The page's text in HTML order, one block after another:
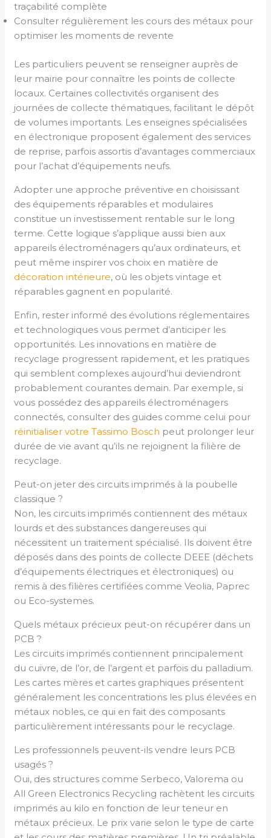
traçabilité complète
Consulter régulièrement les cours des métaux pour
optimiser les moments de revente
Les particuliers peuvent se renseigner auprès de
leur mairie pour connaître les points de collecte
locaux. Certaines collectivités organisent des
journées de collecte thématiques, facilitant le dépôt
de volumes importants. Les enseignes spécialisées
en électronique proposent également des services
de reprise, parfois assortis d’avantages commerciaux
pour l’achat d’équipements neufs.
Adopter une approche préventive en choisissant
des équipements réparables et modulaires
constitue un investissement rentable sur le long
terme. Cette logique s’applique aussi bien aux
appareils électroménagers qu’aux ordinateurs, et
peut même inspirer vos choix en matière de
décoration intérieure, où les objets vintage et
réparables gagnent en popularité.
Enfin, rester informé des évolutions réglementaires
et technologiques vous permet d’anticiper les
opportunités. Les innovations en matière de
recyclage progressent rapidement, et les pratiques
qui semblent complexes aujourd’hui deviendront
probablement courantes demain. Par exemple, si
vous possédez des appareils électroménagers
connectés, consulter des guides comme celui pour
réinitialiser votre Tassimo Bosch peut prolonger leur
durée de vie avant qu’ils ne rejoignent la filière de
recyclage.
Peut-on jeter des circuits imprimés à la poubelle
classique ?
Non, les circuits imprimés contiennent des métaux
lourds et des substances dangereuses qui
nécessitent un traitement spécialisé. Ils doivent être
déposés dans des points de collecte DEEE (déchets
d’équipements électriques et électroniques) ou
remis à des filières certifiées comme Veolia, Paprec
ou Eco-systemes.
Quels métaux précieux peut-on récupérer dans un
PCB ?
Les circuits imprimés contiennent principalement
du cuivre, de l’or, de l’argent et parfois du palladium.
Les cartes mères et cartes graphiques présentent
généralement les concentrations les plus élevées en
métaux nobles, ce qui en fait des composants
particulièrement intéressants pour le recyclage.
Les professionnels peuvent-ils vendre leurs PCB
usagés ?
Oui, des structures comme Serbeco, Valorema ou
All Green Electronics Recycling rachètent les circuits
imprimés au kilo en fonction de leur teneur en
métaux précieux. Le prix varie selon le type de carte